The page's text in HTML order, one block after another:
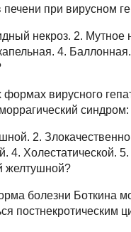
печени при вирусном
некроз. 2. Мутное
4.
формах вирусного
синдром:
2.
4. Холестатической.
желтушной?
болезни Боткина
постнекротическим